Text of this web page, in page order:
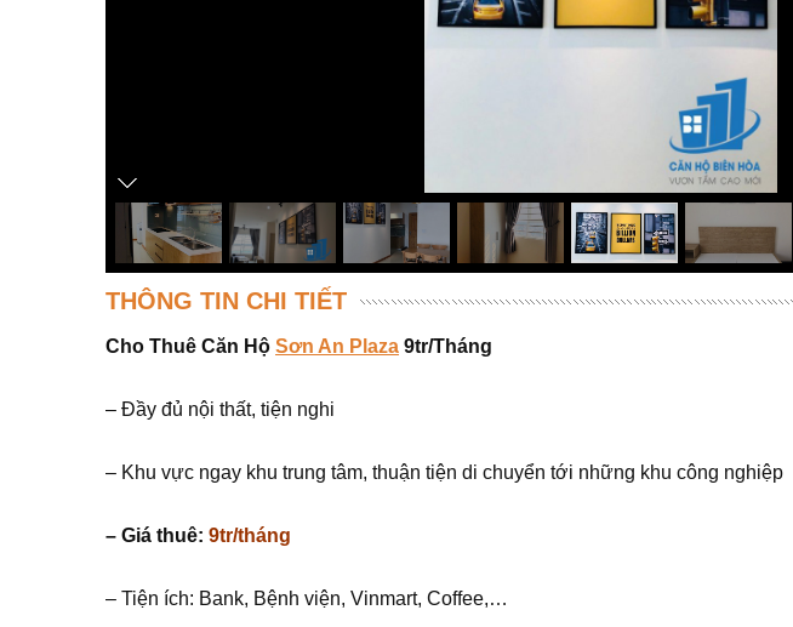
THÔNG TIN CHI TIẾT
Cho Thuê Căn Hộ Sơn An Plaza 9tr/Tháng
– Đầy đủ nội thất, tiện nghi
– Khu vực ngay khu trung tâm, thuận tiện di chuyển tới những khu công nghiệp
– Giá thuê: 9tr/tháng
– Tiện ích: Bank, Bệnh viện, Vinmart, Coffee,…